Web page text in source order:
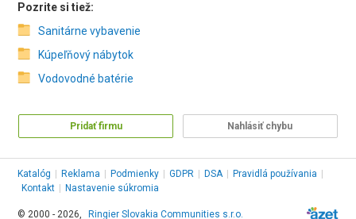
Pozrite si tiež:
Sanitárne vybavenie
Kúpeľňový nábytok
Vodovodné batérie
Pridať firmu Nahlásiť chybu
Katalóg Reklama Podmienky GDPR DSA Pravidlá používania
Kontakt
Nastavenie súkromia
© 2000 - 2026, Ringier Slovakia Communities s.r.o.